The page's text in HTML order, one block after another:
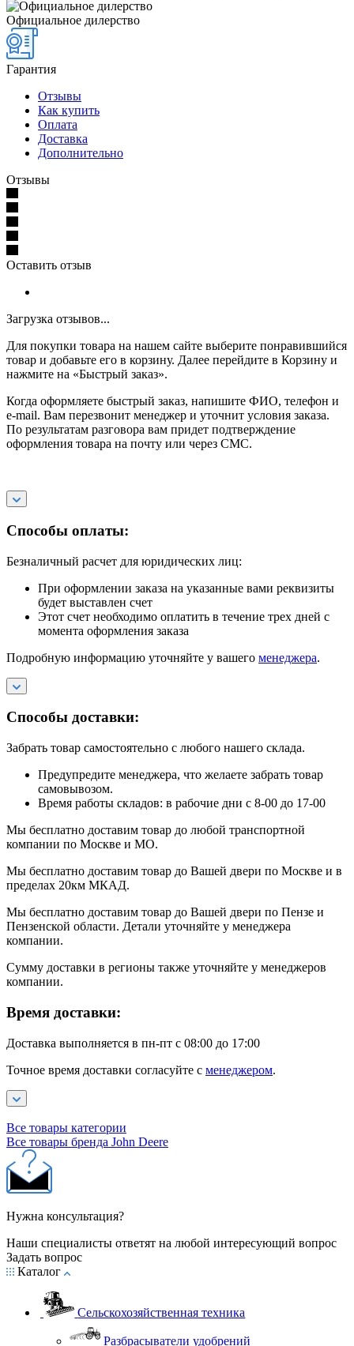
Официальное дилерство
Гарантия
Отзывы
Как купить
Оплата
Доставка
Дополнительно
Отзывы
Оставить отзыв
Загрузка отзывов...
Для покупки товара на нашем сайте выберите понравившийся
товар и добавьте его в корзину. Далее перейдите в Корзину и
нажмите на «Быстрый заказ».
Когда оформляете быстрый заказ, напишите ФИО, телефон и
e-mail. Вам перезвонит менеджер и уточнит условия заказа.
По результатам разговора вам придет подтверждение
оформления товара на почту или через СМС.
Способы оплаты:
Безналичный расчет для юридических лиц:
При оформлении заказа на указанные вами реквизиты
будет выставлен счет
Этот счет необходимо оплатить в течение трех дней с
момента оформления заказа
Подробную информацию уточняйте у вашего менеджера.
Способы доставки:
Забрать товар самостоятельно с любого нашего склада.
Предупредите менеджера, что желаете забрать товар
самовывозом.
Время работы складов: в рабочие дни с 8-00 до 17-00
Мы бесплатно доставим товар до любой транспортной
компании по Москве и МО.
Мы бесплатно доставим товар до Вашей двери по Москве и в
пределах 20км МКАД.
Мы бесплатно доставим товар до Вашей двери по Пензе и
Пензенской области. Детали уточняйте у менеджера
компании.
Сумму доставки в регионы также уточняйте у менеджеров
компании.
Время доставки:
Доставка выполняется в пн-пт с 08:00 до 17:00
Точное время доставки согласуйте с менеджером.
Все товары категории
Все товары бренда John Deere
Нужна консультация?
Наши специалисты ответят на любой интересующий вопрос
Задать вопрос
Каталог
Сельскохозяйственная техника
Разбрасыватели удобрений